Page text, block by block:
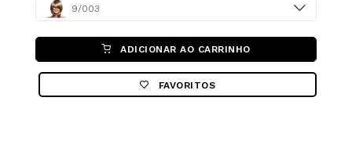
Color 9/003
ADICIONAR AO CARRINHO
FAVORITOS